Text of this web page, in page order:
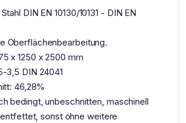
DIN EN 10130/10131 - DIN EN
Oberflächenbearbeitung.
x 1250 x 2500 mm
3,5 DIN 24041
46,28%
bedingt, unbeschnitten, maschinell
sonst ohne weitere